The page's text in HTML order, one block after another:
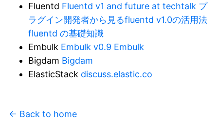
Fluentd Fluentd v1 and future at techtalk プ
ラグイン開発者から見るfluentd v1.0の活用法
fluentd の基礎知識
Embulk Embulk v0.9 Embulk
Bigdam Bigdam
ElasticStack discuss.elastic.co
← Back to home